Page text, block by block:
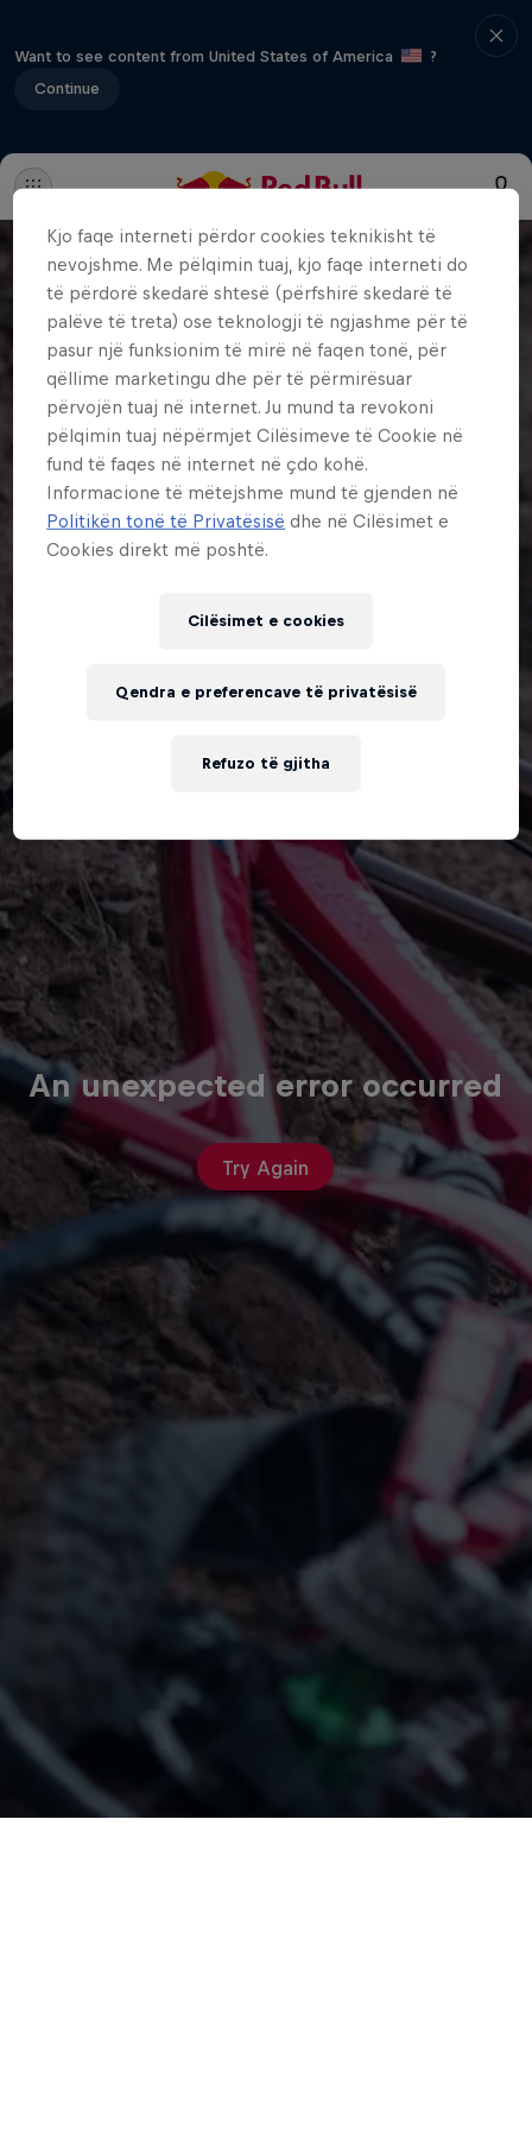
Want to see content from United States of America
?
Continue
An unexpected error occurred
Try Again
Kjo faqe interneti përdor cookies teknikisht të
nevojshme. Me pëlqimin tuaj, kjo faqe interneti do
të përdorë skedarë shtesë (përfshirë skedarë të
palëve të treta) ose teknologji të ngjashme për të
pasur një funksionim të mirë në faqen tonë, për
qëllime marketingu dhe për të përmirësuar
përvojën tuaj në internet. Ju mund ta revokoni
pëlqimin tuaj nëpërmjet Cilësimeve të Cookie në
fund të faqes në internet në çdo kohë.
Informacione të mëtejshme mund të gjenden në
Politikën tonë të Privatësisë dhe në Cilësimet e
Cookies direkt më poshtë.
Cilësimet e cookies
Refuzo të gjitha
Qendra e preferencave të privatësisë